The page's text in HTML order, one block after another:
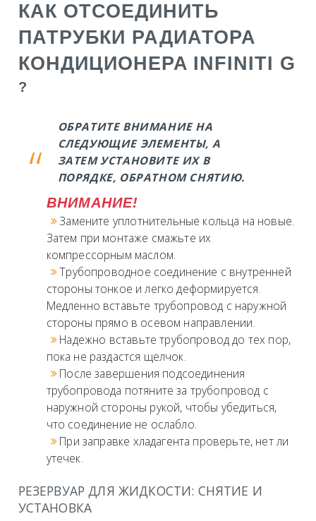
КАК ОТСОЕДИНИТЬ
ПАТРУБКИ РАДИАТОРА
КОНДИЦИОНЕРА INFINITI G
?
ОБРАТИТЕ ВНИМАНИЕ НА
СЛЕДУЮЩИЕ ЭЛЕМЕНТЫ, А
ЗАТЕМ УСТАНОВИТЕ ИХ В
ПОРЯДКЕ, ОБРАТНОМ СНЯТИЮ.
ВНИМАНИЕ!
Замените уплотнительные кольца на новые.
Затем при монтаже смажьте их
компрессорным маслом.
Трубопроводное соединение с внутренней
стороны тонкое и легко деформируется.
Медленно вставьте трубопровод с наружной
стороны прямо в осевом направлении.
Надежно вставьте трубопровод до тех пор,
пока не раздастся щелчок.
После завершения подсоединения
трубопровода потяните за трубопровод с
наружной стороны рукой, чтобы убедиться,
что соединение не ослабло.
При заправке хладагента проверьте, нет ли
утечек.
РЕЗЕРВУАР ДЛЯ ЖИДКОСТИ: СНЯТИЕ И
УСТАНОВКА